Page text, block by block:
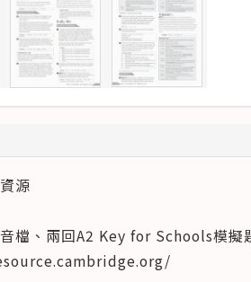
源
檔、兩回A2 Key for Schools模